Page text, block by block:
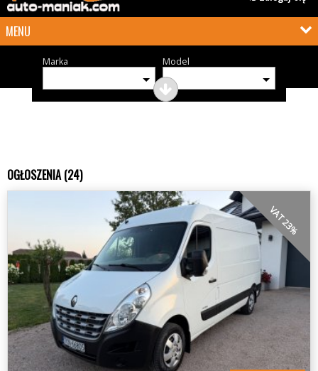
MENU
Marka Model
OGŁOSZENIA (24)
VAT 23%